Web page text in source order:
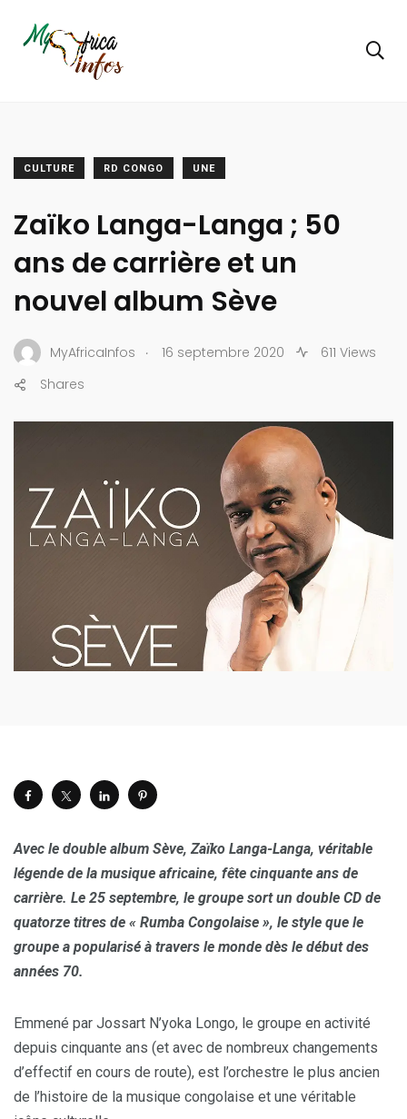
CULTURE RD CONGO UNE
Zaïko Langa-Langa ; 50
ans de carrière et un
nouvel album Sève
MyAfricaInfos . 16 septembre 2020
611 Views
Shares
Avec le double album Sève, Zaïko Langa-Langa, véritable
légende de la musique africaine, fête cinquante ans de
carrière. Le 25 septembre, le groupe sort un double CD de
quatorze titres de « Rumba Congolaise », le style que le
groupe a popularisé à travers le monde dès le début des
années 70.
Emmené par Jossart N’yoka Longo, le groupe en activité
depuis cinquante ans (et avec de nombreux changements
d’effectif en cours de route), est l’orchestre le plus ancien
de l’histoire de la musique congolaise et une véritable